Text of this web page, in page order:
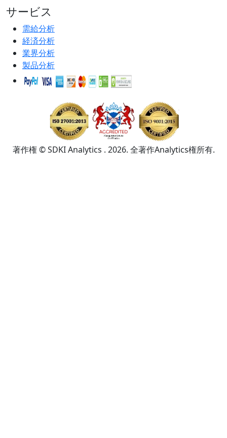
サービス
需給分析
経済分析
業界分析
製品分析
著作権 © SDKI Analytics . 2026. 全著作Analytics権所有.